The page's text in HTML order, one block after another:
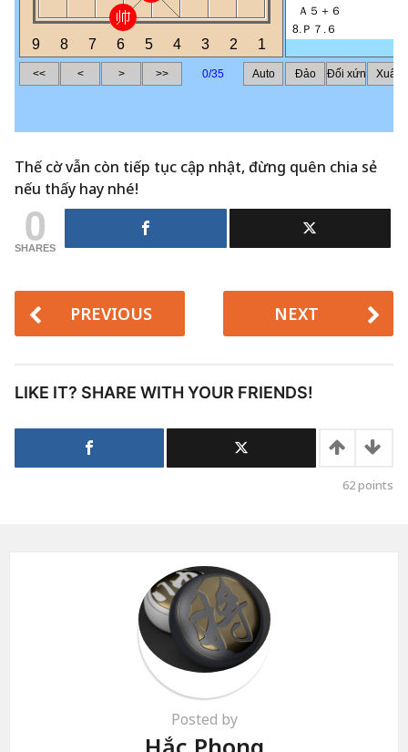
Thế cờ vẫn còn tiếp tục cập nhật, đừng quên chia sẻ
nếu thấy hay nhé!
0
SHARES
PREVIOUS NEXT
LIKE IT? SHARE WITH YOUR FRIENDS!
62points
Posted by